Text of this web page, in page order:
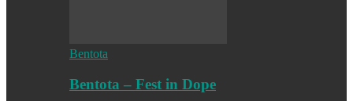
Bentota
Bentota – Fest in Dope